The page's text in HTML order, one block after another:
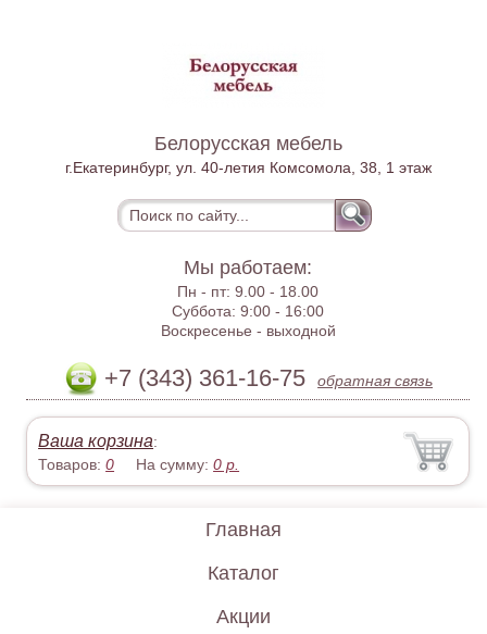
Белорусская мебель
г.Екатеринбург, ул. 40-летия Комсомола, 38, 1 этаж
Мы работаем:
Пн - пт:9.00 - 18.00
Суббота:9:00 - 16:00
Воскресенье - выходной
+7 (343) 361-16-75 обратная связь
Ваша корзина:
Товаров:0 На сумму:0 р.
Главная
Каталог
Акции